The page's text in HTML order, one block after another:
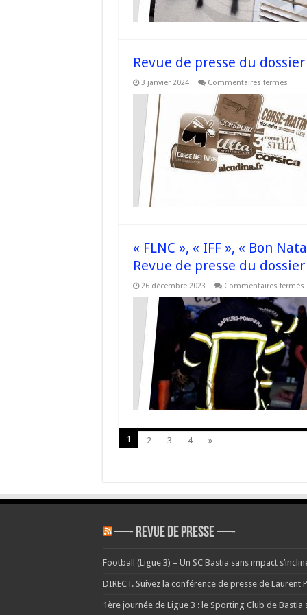
sur
la
Site
de
–
–
#Corse
Revue de presse du
3 janvier 2024 Commentaires ferméssur
du
#Corse
« Juive
FORA »
–
« FLNC », « IFF », « Bon
Revue de presse du
26 décembre 2023 Commentaires fermés
1 2 3 4 »
—- REVUE DE PRESSE —-
Football (Ligue 3) – Un SC Bastia sans impact
DIRECT. Suivez la conférence de presse de
1ère journée de Ligue 3 : le Sporting Club de Bastia